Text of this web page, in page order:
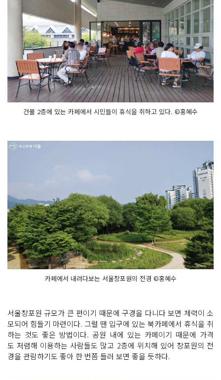
건물 2층에 있는 카페에서 시민들이 휴식을 취하고 있다. ©홍혜수
카페에서 내려다보는 서울창포원의 전경 ©홍혜수
서울창포원 규모가 큰 편이기 때문에 구경을 다니다 보면 체력이 소
모되어 힘들기 마련이다. 그럴 땐 입구에 있는 북카페에서 휴식을 취
하는 것도 좋은 방법이다. 공원 내에 있는 카페이기 때문에 가격
도 저렴해 이용하는 사람들도 많고 2층에 위치해 있어 창포원의 전
경을 관람하기도 좋아 한 번쯤 들러 보면 좋을 듯하다.